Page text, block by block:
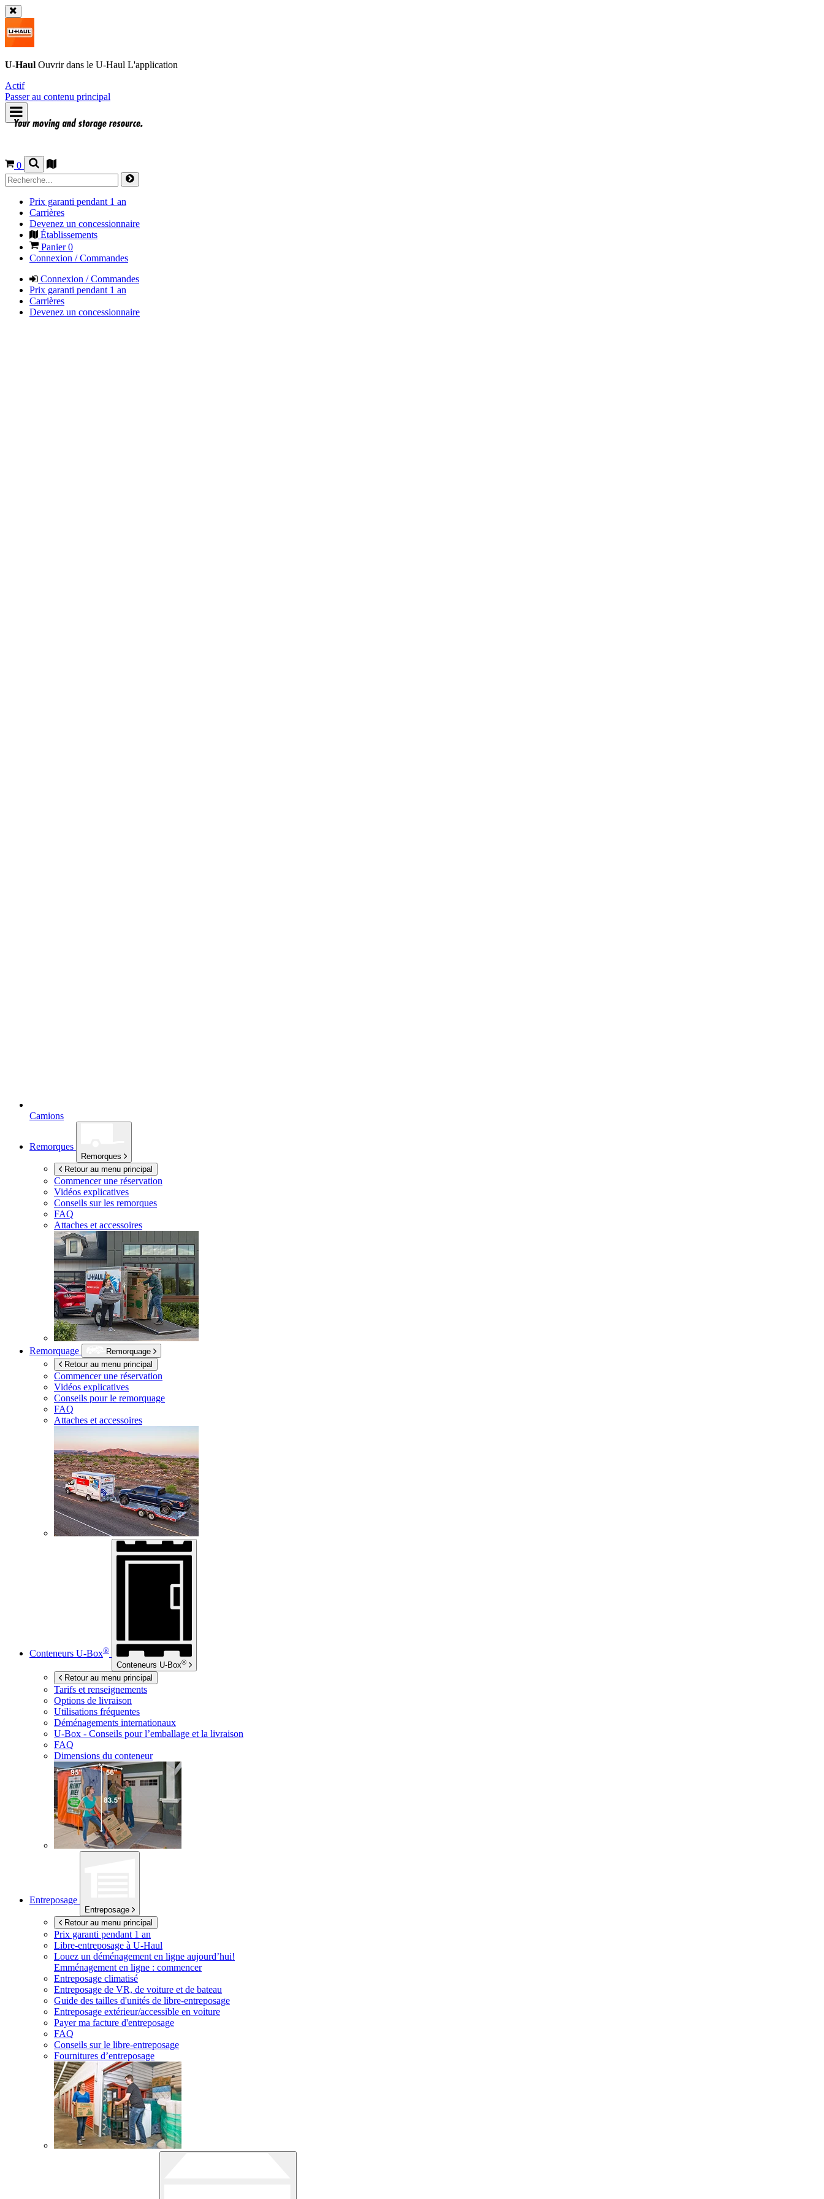
U-Haul Ouvrir dans le U-Haul L'application
Actif
Passer au contenu principal
0
Prix garanti pendant 1 an
Carrières
Devenez un concessionnaire
Établissements
Panier0
Connexion / Commandes
Connexion / Commandes
Prix garanti pendant 1 an
Carrières
Devenez un concessionnaire
Camions
Remorques
Remorques
Retour au menu principal
Commencer une réservation
Vidéos explicatives
Conseils sur les remorques
FAQ
Attaches et accessoires
Remorquage
Remorquage
Retour au menu principal
Commencer une réservation
Vidéos explicatives
Conseils pour le remorquage
FAQ
Attaches et accessoires
Conteneurs U-Box®
Conteneurs U-Box®
Retour au menu principal
Tarifs et renseignements
Options de livraison
Utilisations fréquentes
Déménagements internationaux
U-Box - Conseils pour l’emballage et la livraison
FAQ
Dimensions du conteneur
Entreposage
Entreposage
Retour au menu principal
Prix garanti pendant 1 an
Libre-entreposage à U-Haul
Louez un déménagement en ligne aujourd’hui!
Emménagement en ligne : commencer
Entreposage climatisé
Entreposage de VR, de voiture et de bateau
Guide des tailles d'unités de libre-entreposage
Entreposage extérieur/accessible en voiture
Payer ma facture d'entreposage
FAQ
Conseils sur le libre-entreposage
Fournitures d’entreposage